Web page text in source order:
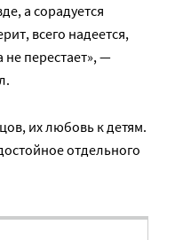
а сорадуется
всего надеется,
перестает», —
их любовь к детям.
отдельного